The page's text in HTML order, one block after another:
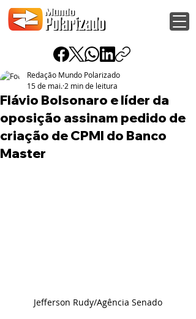
Flávio Bolsonaro e líder da
oposição assinam pedido de
criação de CPMI do Banco
Master
Redação Mundo Polarizado
15 de mai. 2 min de leitura
Jefferson Rudy/Agência Senado